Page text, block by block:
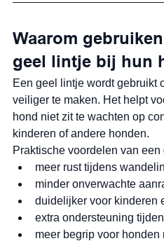
Waarom
geel lintje bij hun
Een geel lintje wordt gebruikt
veiliger te maken. Het helpt
hond niet zit te wachten op
kinderen of andere honden.
Praktische voordelen van
meer rust tijdens
minder onverwachte
duidelijker voor kinderen
extra ondersteuning
meer begrip voor honden